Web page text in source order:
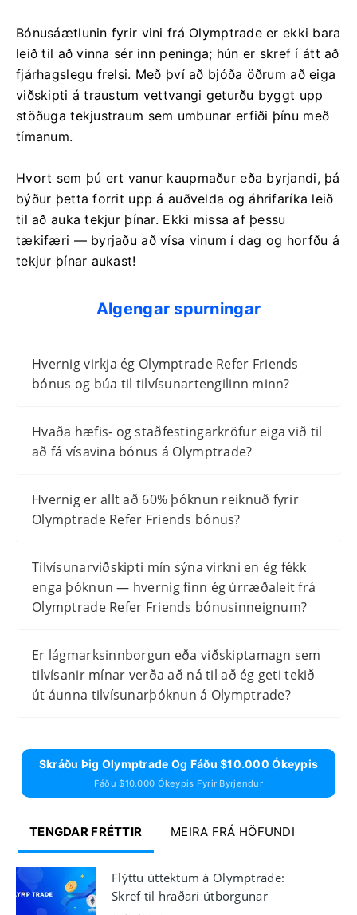
Bónusáætlunin fyrir vini frá Olymptrade er ekki bara
leið til að vinna sér inn peninga; hún er skref í átt að
fjárhagslegu frelsi. Með því að bjóða öðrum að eiga
viðskipti á traustum vettvangi geturðu byggt upp
stöðuga tekjustraum sem umbunar erfiði þínu með
tímanum.
Hvort sem þú ert vanur kaupmaður eða byrjandi, þá
býður þetta forrit upp á auðvelda og áhrifaríka leið
til að auka tekjur þínar. Ekki missa af þessu
tækifæri — byrjaðu að vísa vinum í dag og horfðu á
tekjur þínar aukast!
Algengar spurningar
Hvernig virkja ég Olymptrade Refer Friends
bónus og búa til tilvísunartengilinn minn?
Hvaða hæfis- og staðfestingarkröfur eiga við til
að fá vísavina bónus á Olymptrade?
Hvernig er allt að 60% þóknun reiknuð fyrir
Olymptrade Refer Friends bónus?
Tilvísunarviðskipti mín sýna virkni en ég fékk
enga þóknun — hvernig finn ég úrræðaleit frá
Olymptrade Refer Friends bónusinneignum?
Er lágmarksinnborgun eða viðskiptamagn sem
tilvísanir mínar verða að ná til að ég geti tekið
út áunna tilvísunarþóknun á Olymptrade?
Skráðu Þig Olymptrade Og Fáðu $10.000 Ókeypis
Fáðu $10.000 Ókeypis Fyrir Byrjendur
TENGDAR FRÉTTIR MEIRA FRÁ HÖFUNDI
Flýttu úttektum á Olymptrade:
Skref til hraðari útborgunar